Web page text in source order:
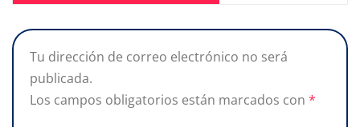
Tu dirección de correo electrónico no será
publicada.
Los campos obligatorios están marcados con *